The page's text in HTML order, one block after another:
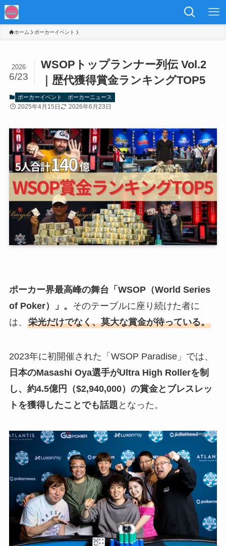
ホーム ポーカーイベント
WSOPトップランナー列伝 Vol.2
｜歴代獲得賞金ランキングTOP5
2026
6/23
ポーカーイベント ポーカーニュース
2025年4月15日 2026年6月23日
ポーカー界最高峰の舞台「WSOP（World Series
of Poker）」。 そのテーブルに座り続けた者に
は、 栄光だけでなく、莫大な賞金が待っている。
2023年に初開催された「WSOP Paradise」では、
日本のMasashi Oya選手がUltra High Rollerを制
し、約4.5億円（$2,940,000）の賞金とブレスレッ
トを獲得したことでも話題 となった。